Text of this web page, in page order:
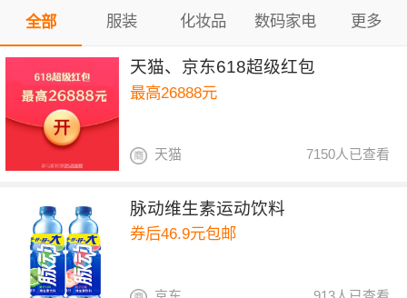
全部 服装 化妆品 数码家电 更多
天猫、京东618超级红包
最高26888元
7150人已查看
天猫
脉动维生素运动饮料
券后46.9元包邮